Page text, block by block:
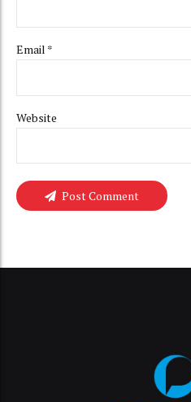
Email *
Website
Post Comment